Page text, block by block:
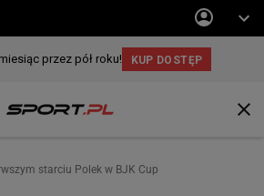
starciu Polek w BJK Cup